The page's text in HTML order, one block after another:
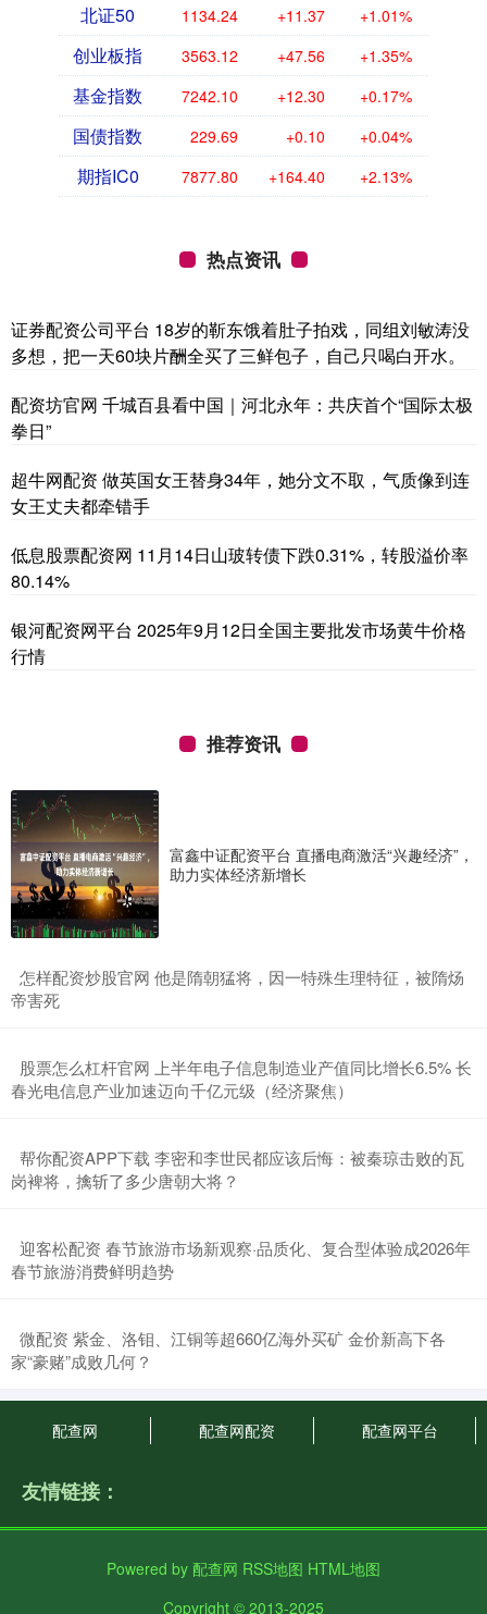
北证50 1134.24 +11.37 +1.01%
创业板指 3563.12 +47.56 +1.35%
基金指数 7242.10 +12.30 +0.17%
国债指数 229.69 +0.10 +0.04%
期指IC0 7877.80 +164.40 +2.13%
热点资讯
证券配资公司平台 18岁的靳东饿着肚子拍戏，同组刘敏涛没
多想，把一天60块片酬全买了三鲜包子，自己只喝白开水。
配资坊官网 千城百县看中国｜河北永年：共庆首个“国际太极
拳日”
超牛网配资 做英国女王替身34年，她分文不取，气质像到连
女王丈夫都牵错手
低息股票配资网 11月14日山玻转债下跌0.31%，转股溢价率
80.14%
银河配资网平台 2025年9月12日全国主要批发市场黄牛价格
行情
推荐资讯
富鑫中证配资平台 直播电商激活“兴趣经济”，
助力实体经济新增长
​怎样配资炒股官网 他是隋朝猛将，因一特殊生理特征，被隋炀
帝害死
​股票怎么杠杆官网 上半年电子信息制造业产值同比增长6.5% 长
春光电信息产业加速迈向千亿元级（经济聚焦）
​帮你配资APP下载 李密和李世民都应该后悔：被秦琼击败的瓦
岗裨将，擒斩了多少唐朝大将？
​迎客松配资 春节旅游市场新观察·品质化、复合型体验成2026年
春节旅游消费鲜明趋势
​微配资 紫金、洛钼、江铜等超660亿海外买矿 金价新高下各
家“豪赌”成败几何？
配查网 配查网配资 配查网平台
友情链接：
Powered by 配查网 RSS地图 HTML地图
Copyright © 2013-2025